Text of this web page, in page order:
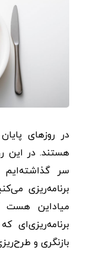
در روزهای
سر
برنامه‌ریزی
میاداین هست
بازنگری و